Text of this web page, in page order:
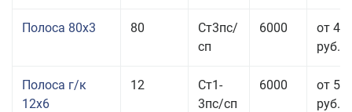
Полоса 80x3 80
Ст3пс/
сп
6000
от 47
руб.
Полоса г/к
12x6
12
Ст1-
3пс/сп
6000
от 52
руб.